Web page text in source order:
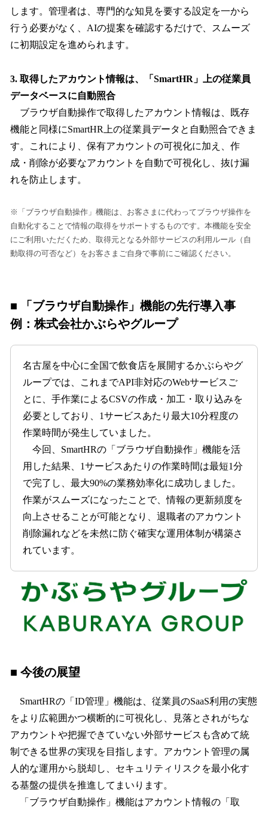
します。管理者は、専門的な知見を要する設定を一から
行う必要がなく、AIの提案を確認するだけで、スムーズ
に初期設定を進められます。
3. 取得したアカウント情報は、「SmartHR」上の従業員
データベースに自動照合
ブラウザ自動操作で取得したアカウント情報は、既存
機能と同様にSmartHR上の従業員データと自動照合できま
す。これにより、保有アカウントの可視化に加え、作
成・削除が必要なアカウントを自動で可視化し、抜け漏
れを防止します。
※「ブラウザ自動操作」機能は、お客さまに代わってブラウザ操作を
自動化することで情報の取得をサポートするものです。本機能を安全
にご利用いただくため、取得元となる外部サービスの利用ルール（自
動取得の可否など）をお客さまご自身で事前にご確認ください。
■ 「ブラウザ自動操作」機能の先行導入事
例：株式会社かぶらやグループ
名古屋を中心に全国で飲食店を展開するかぶらやグ
ループでは、これまでAPI非対応のWebサービスご
とに、手作業によるCSVの作成・加工・取り込みを
必要としており、1サービスあたり最大10分程度の
作業時間が発生していました。
今回、SmartHRの「ブラウザ自動操作」機能を活
用した結果、1サービスあたりの作業時間は最短1分
で完了し、最大90%の業務効率化に成功しました。
作業がスムーズになったことで、情報の更新頻度を
向上させることが可能となり、退職者のアカウント
削除漏れなどを未然に防ぐ確実な運用体制が構築さ
れています。
■ 今後の展望
SmartHRの「ID管理」機能は、従業員のSaaS利用の実態
をより広範囲かつ横断的に可視化し、見落とされがちな
アカウントや把握できていない外部サービスも含めて統
制できる世界の実現を目指します。アカウント管理の属
人的な運用から脱却し、セキュリティリスクを最小化す
る基盤の提供を推進してまいります。
「ブラウザ自動操作」機能はアカウント情報の「取